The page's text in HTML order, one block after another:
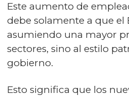
Este aumento de
debe solamente a que el
asumiendo una mayor
sectores, sino al estilo
gobierno.
Esto significa que los